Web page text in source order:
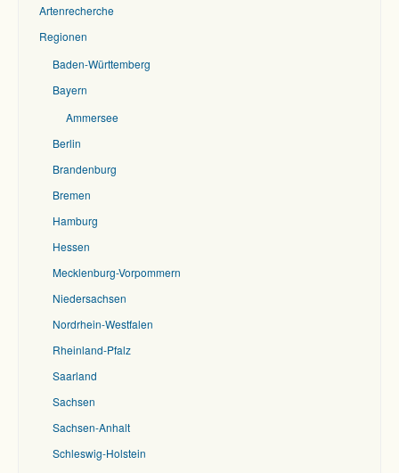
Artenrecherche
Regionen
Baden-Württemberg
Bayern
Ammersee
Berlin
Brandenburg
Bremen
Hamburg
Hessen
Mecklenburg-Vorpommern
Niedersachsen
Nordrhein-Westfalen
Rheinland-Pfalz
Saarland
Sachsen
Sachsen-Anhalt
Schleswig-Holstein